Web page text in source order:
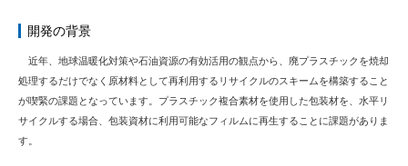
開発の背景
近年、地球温暖化対策や石油資源の有効活用の観点から、廃プラスチックを焼却
処理するだけでなく原材料として再利用するリサイクルのスキームを構築すること
が喫緊の課題となっています。プラスチック複合素材を使用した包装材を、水平リ
サイクルする場合、包装資材に利用可能なフィルムに再生することに課題がありま
す。